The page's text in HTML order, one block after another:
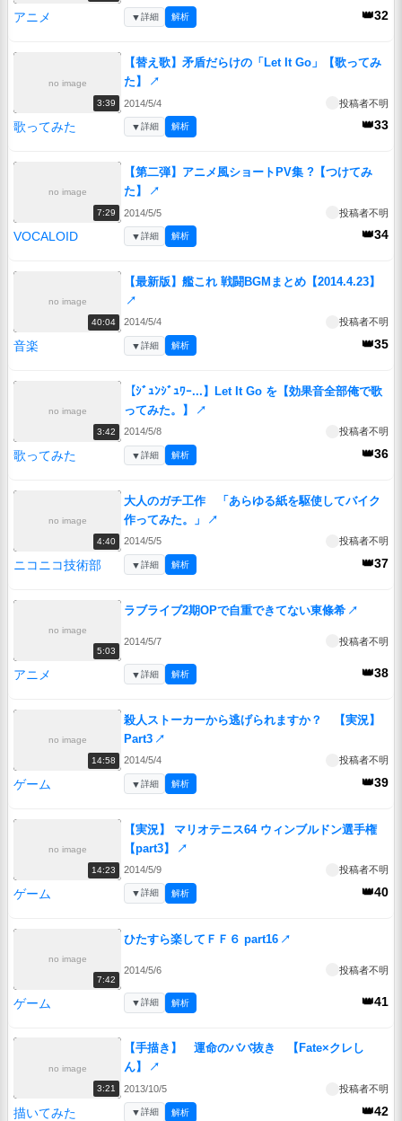
アニメ 👑32
▼詳細 解析
no image
3:39
【替え歌】矛盾だらけの「Let It Go」【歌ってみ
た】
↗
2014/5/4 投稿者不明
歌ってみた 👑33
▼詳細 解析
no image
7:29
【第二弾】アニメ風ショートPV集 ?【つけてみ
た】
↗
2014/5/5 投稿者不明
VOCALOID 👑34
▼詳細 解析
no image
40:04
【最新版】艦これ 戦闘BGMまとめ【2014.4.23】
↗
2014/5/4 投稿者不明
音楽 👑35
▼詳細 解析
no image
3:42
【ｼﾞｭﾝｼﾞｭﾜｰ...】Let It Go を【効果音全部俺で歌
ってみた。】
↗
2014/5/8 投稿者不明
歌ってみた 👑36
▼詳細 解析
no image
4:40
大人のガチ工作 「あらゆる紙を駆使してバイク
作ってみた。」
↗
2014/5/5 投稿者不明
ニコニコ技術部 👑37
▼詳細 解析
no image
5:03
ラブライブ2期OPで自重できてない東條希 ↗
2014/5/7 投稿者不明
アニメ 👑38
▼詳細 解析
no image
14:58
殺人ストーカーから逃げられますか？ 【実況】
Part3 ↗
2014/5/4 投稿者不明
ゲーム 👑39
▼詳細 解析
no image
14:23
【実況】 マリオテニス64 ウィンブルドン選手権
【part3】
↗
2014/5/9 投稿者不明
ゲーム 👑40
▼詳細 解析
no image
7:42
ひたすら楽してＦＦ６ part16 ↗
2014/5/6 投稿者不明
ゲーム 👑41
▼詳細 解析
no image
3:21
【手描き】 運命のババ抜き 【Fate×クレし
ん】
↗
2013/10/5 投稿者不明
描いてみた 👑42
▼詳細 解析